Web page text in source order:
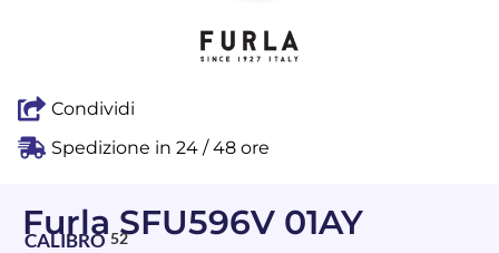
Condividi
Spedizione in 24 / 48 ore
Furla SFU596V 01AY
CALIBRO 52